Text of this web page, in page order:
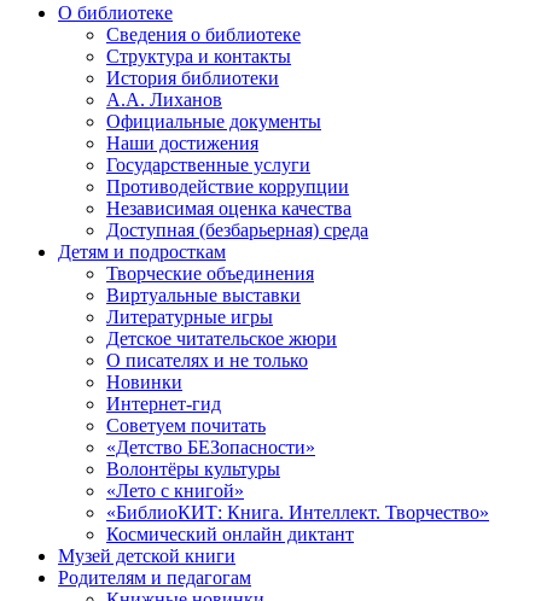
О библиотеке
Сведения о библиотеке
Структура и контакты
История библиотеки
А.А. Лиханов
Официальные документы
Наши достижения
Государственные услуги
Противодействие коррупции
Независимая оценка качества
Доступная (безбарьерная) среда
Детям и подросткам
Творческие объединения
Виртуальные выставки
Литературные игры
Детское читательское жюри
О писателях и не только
Новинки
Интернет-гид
Советуем почитать
«Детство БЕЗопасности»
Волонтёры культуры
«Лето с книгой»
«БиблиоКИТ: Книга. Интеллект. Творчество»
Космический онлайн диктант
Музей детской книги
Родителям и педагогам